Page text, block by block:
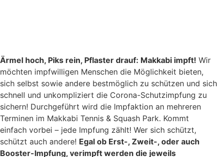
Ärmel hoch, Piks rein, Pflaster drauf: Makkabi impft! Wir
möchten impfwilligen Menschen die Möglichkeit bieten,
sich selbst sowie andere bestmöglich zu schützen und sich
schnell und unkompliziert die Corona-Schutzimpfung zu
sichern! Durchgeführt wird die Impfaktion an mehreren
Terminen im Makkabi Tennis & Squash Park. Kommt
einfach vorbei – jede Impfung zählt! Wer sich schützt,
schützt auch andere! Egal ob Erst-, Zweit-, oder auch
Booster-Impfung, verimpft werden die jeweils